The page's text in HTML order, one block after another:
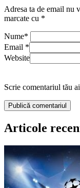
Adresa ta de email nu
marcate cu *
Nume*
Email *
Website
Scrie comentariul tău
Articole